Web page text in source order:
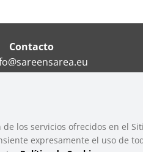
Contacto
|Aviso Legal|Política de Privacidad
los servicios ofrecidos en el
expresamente el uso de